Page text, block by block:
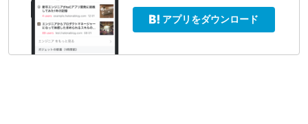
アプリをダウンロード